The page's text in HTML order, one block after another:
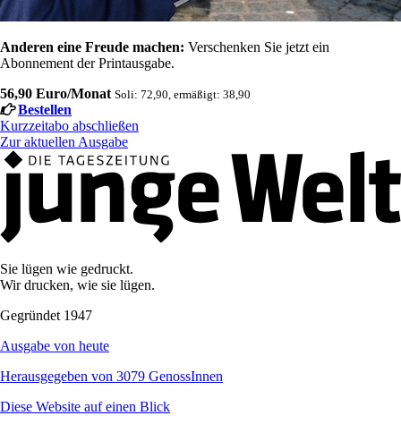
Anderen eine Freude machen: Verschenken Sie jetzt ein
Abonnement der Printausgabe.
56,90 Euro/Monat Soli: 72,90, ermäßigt: 38,90
Bestellen
Kurzzeitabo abschließen
Zur aktuellen Ausgabe
Sie lügen wie gedruckt.
Wir drucken, wie sie lügen.
Gegründet 1947
Ausgabe von heute
Herausgegeben von 3079 GenossInnen
Diese Website auf einen Blick